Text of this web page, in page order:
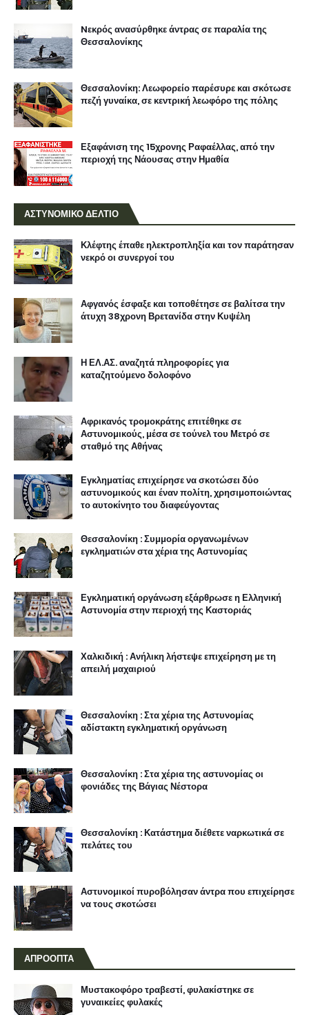
Nεκρός ανασύρθηκε άντρας σε παραλία της
Θεσσαλονίκης
Θεσσαλονίκη: Λεωφορείο παρέσυρε και σκότωσε
πεζή γυναίκα, σε κεντρική λεωφόρο της πόλης
Εξαφάνιση της 15χρονης Ραφαέλλας, από την
περιοχή της Νάουσας στην Ημαθία
ΑΣΤΥΝΟΜΙΚΟ ΔΕΛΤΙΟ
Κλέφτης έπαθε ηλεκτροπληξία και τον παράτησαν
νεκρό οι συνεργοί του
Αφγανός έσφαξε και τοποθέτησε σε βαλίτσα την
άτυχη 38χρονη Βρετανίδα στην Κυψέλη
Η ΕΛ.ΑΣ. αναζητά πληροφορίες για
καταζητούμενο δολοφόνο
Αφρικανός τρομοκράτης επιτέθηκε σε
Αστυνομικούς, μέσα σε τούνελ του Μετρό σε
σταθμό της Αθήνας
Εγκληματίας επιχείρησε να σκοτώσει δύο
αστυνομικούς και έναν πολίτη, χρησιμοποιώντας
το αυτοκίνητο του διαφεύγοντας
Θεσσαλονίκη : Συμμορία οργανωμένων
εγκληματιών στα χέρια της Αστυνομίας
Εγκληματική οργάνωση εξάρθρωσε η Ελληνική
Αστυνομία στην περιοχή της Καστοριάς
Χαλκιδική : Ανήλικη λήστεψε επιχείρηση με τη
απειλή μαχαιριού
Θεσσαλονίκη : Στα χέρια της Αστυνομίας
αδίστακτη εγκληματική οργάνωση
Θεσσαλονίκη : Στα χέρια της αστυνομίας οι
φονιάδες της Βάγιας Νέστορα
Θεσσαλονίκη : Κατάστημα διέθετε ναρκωτικά σε
πελάτες του
Αστυνομικοί πυροβόλησαν άντρα που επιχείρησε
να τους σκοτώσει
ΑΠΡΟΟΠΤΑ
Μυστακοφόρο τραβεστί, φυλακίστηκε σε
γυναικείες φυλακές